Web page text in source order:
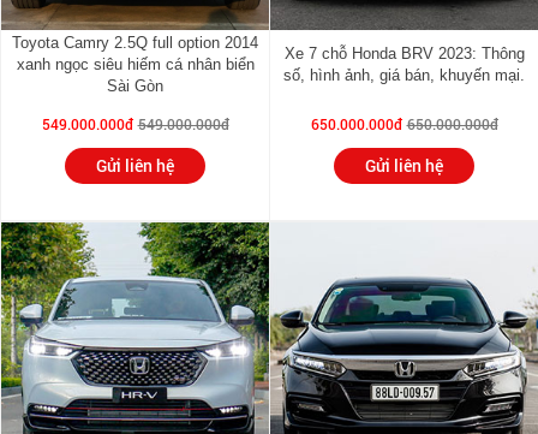
Toyota Camry 2.5Q full option 2014
xanh ngọc siêu hiếm cá nhân biển
Sài Gòn
549.000.000đ 549.000.000đ
Gửi liên hệ
Xe 7 chỗ Honda BRV 2023: Thông
số, hình ảnh, giá bán, khuyến mại.
650.000.000đ 650.000.000đ
Gửi liên hệ